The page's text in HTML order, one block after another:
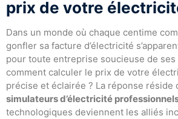
prix de votre
Dans un monde où chaque centime
gonfler sa facture d’électricité
pour toute entreprise soucieuse de ses
comment calculer le prix de votre
précise et éclairée ? La réponse réside
simulateurs d’électricité
technologiques deviennent les alliés